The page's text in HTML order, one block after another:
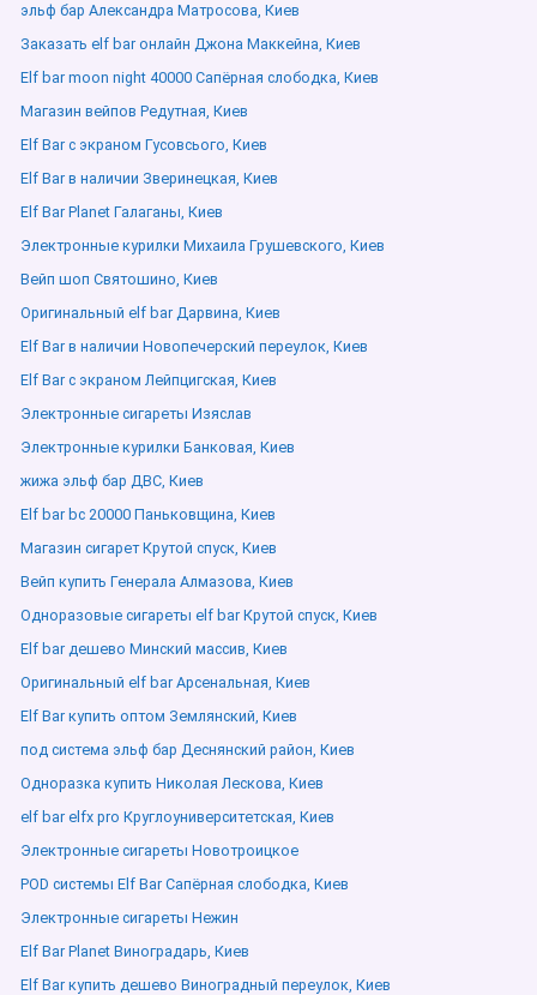
эльф бар Александра Матросова, Киев
Заказать elf bar онлайн Джона Маккейна, Киев
Elf bar moon night 40000 Сапёрная слободка, Киев
Магазин вейпов Редутная, Киев
Elf Bar с экраном Гусовсього, Киев
Elf Bar в наличии Зверинецкая, Киев
Elf Bar Planet Галаганы, Киев
Электронные курилки Михаила Грушевского, Киев
Вейп шоп Святошино, Киев
Оригинальный elf bar Дарвина, Киев
Elf Bar в наличии Новопечерский переулок, Киев
Elf Bar с экраном Лейпцигская, Киев
Электронные сигареты Изяслав
Электронные курилки Банковая, Киев
жижа эльф бар ДВС, Киев
Elf bar bc 20000 Паньковщина, Киев
Магазин сигарет Крутой спуск, Киев
Вейп купить Генерала Алмазова, Киев
Одноразовые сигареты elf bar Крутой спуск, Киев
Elf bar дешево Минский массив, Киев
Оригинальный elf bar Арсенальная, Киев
Elf Bar купить оптом Землянский, Киев
под система эльф бар Деснянский район, Киев
Одноразка купить Николая Лескова, Киев
elf bar elfx pro Круглоуниверситетская, Киев
Электронные сигареты Новотроицкое
POD системы Elf Bar Сапёрная слободка, Киев
Электронные сигареты Нежин
Elf Bar Planet Виноградарь, Киев
Elf Bar купить дешево Виноградный переулок, Киев